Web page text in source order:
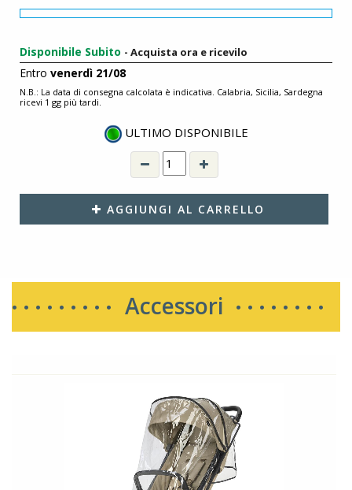
Disponibile Subito - Acquista ora e ricevilo
Entro venerdì 21/08
N.B.: La data di consegna calcolata è indicativa. Calabria, Sicilia, Sardegna
ricevi 1 gg più tardi.
ULTIMO DISPONIBILE
AGGIUNGI AL CARRELLO
Accessori